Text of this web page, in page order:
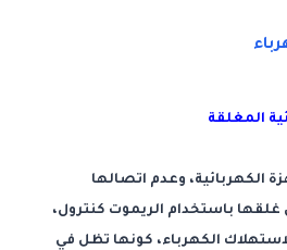
المغلقة
الكهربائية، وعدم اتصالها
غلقها باستخدام الريموت كنترول،
الكهرباء، كونها تظل في